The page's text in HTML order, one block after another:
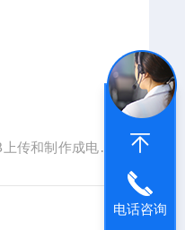
传和制作成电子
电话咨询